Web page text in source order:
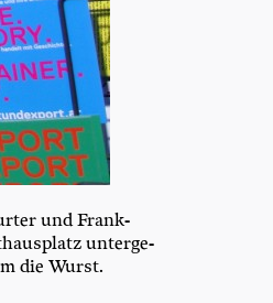
und Frank­
unter­ge­
die Wurst.